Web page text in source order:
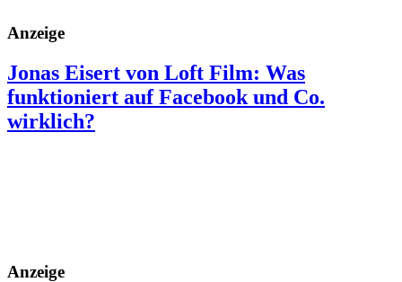
Anzeige
Jonas Eisert von Loft Film: Was
funktioniert auf Facebook und Co.
wirklich?
Anzeige